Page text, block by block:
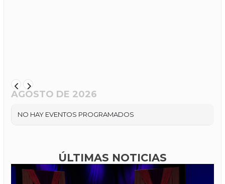
AGOSTO DE 2026
NO HAY EVENTOS PROGRAMADOS
ÚLTIMAS NOTICIAS